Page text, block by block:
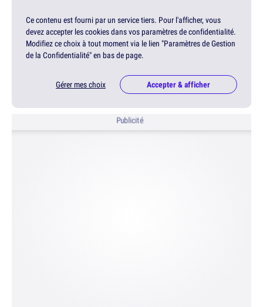
Ce contenu est fourni par un service tiers. Pour l'afficher, vous
devez accepter les cookies dans vos paramètres de confidentialité.
Modifiez ce choix à tout moment via le lien "Paramètres de Gestion
de la Confidentialité" en bas de page.
Gérer mes choix Accepter & afficher
Publicité